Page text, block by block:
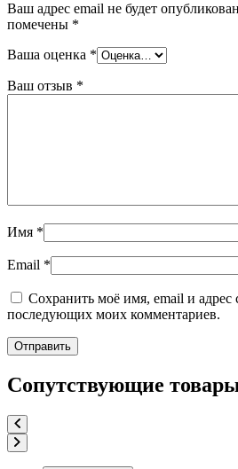
Ваш адрес email не будет
помечены *
Ваша оценка *
Ваш отзыв *
Имя *
Email *
Сохранить моё имя, email и адрес
последующих моих комментариев.
Сопутствующие